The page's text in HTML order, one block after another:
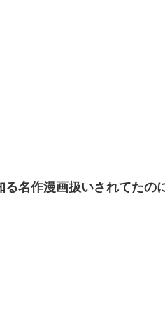
名作漫画扱いされてたの